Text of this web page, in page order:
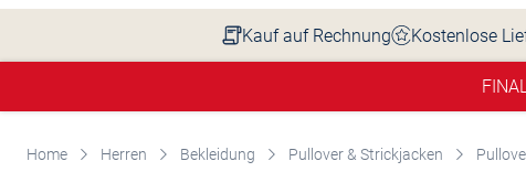
Kauf auf Rechnung Kostenlose
Home Herren Bekleidung Pullover & Strickjacken